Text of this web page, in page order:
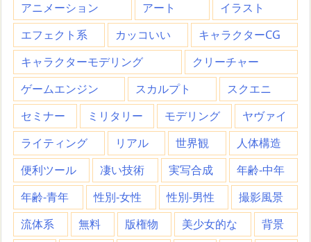
アニメーション
アート
イラスト
エフェクト系
カッコいい
キャラクターCG
キャラクターモデリング
クリーチャー
ゲームエンジン
スカルプト
スクエニ
セミナー
ミリタリー モデリング
ヤヴァイ
ライティング
リアル 世界観
人体構造
便利ツール
凄い技術 実写合成
年齢-中年
年齢-青年
性別-女性 性別-男性
撮影風景
流体系
無料 版権物 美少女的な
背景